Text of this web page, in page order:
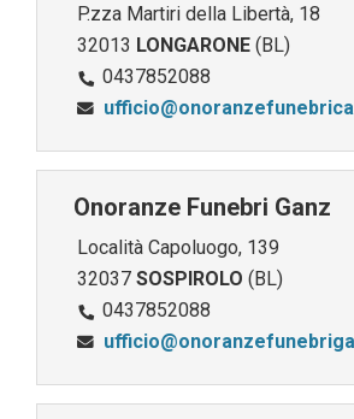
P.zza Martiri della Libertà, 18
32013 LONGARONE (BL)
0437852088
Onoranze Funebri Ganz
Località Capoluogo, 139
32037 SOSPIROLO (BL)
0437852088